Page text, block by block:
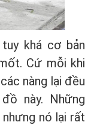
khá cơ bản
Cứ mỗi khi
nàng lại đều
này. Những
nó lại rất